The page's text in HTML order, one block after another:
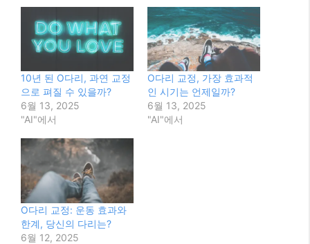
10년 된 O다리, 과연 교정
으로 펴질 수 있을까?
6월 13, 2025
"AI"에서
O다리 교정, 가장 효과적
인 시기는 언제일까?
6월 13, 2025
"AI"에서
O다리 교정: 운동 효과와
한계, 당신의 다리는?
6월 12, 2025